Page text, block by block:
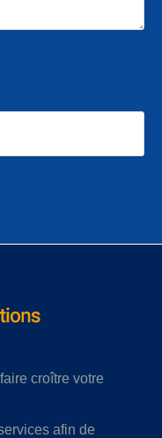
croître votre
afin de